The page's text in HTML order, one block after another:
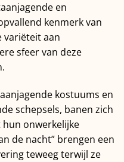
en
kenmerk van
variëteit aan
sfeer van deze
kostuums en
schepsels, banen zich
onwerkelijke
de nacht” brengen een
teweeg terwijl ze